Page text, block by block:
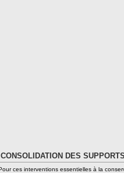
DES SUPPORTS
ces interventions essentielles à la